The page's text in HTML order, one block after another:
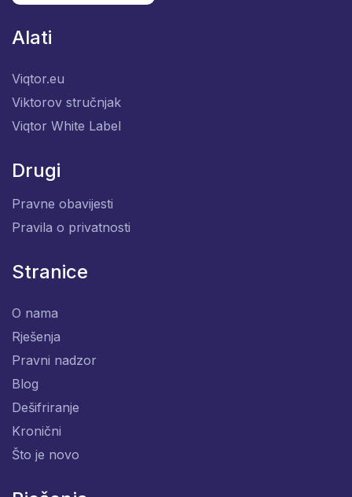
Alati
Viqtor.eu
Viktorov stručnjak
Viqtor White Label
Drugi
Pravne obavijesti
Pravila o privatnosti
Stranice
O nama
Rješenja
Pravni nadzor
Blog
Dešifriranje
Kronični
Što je novo